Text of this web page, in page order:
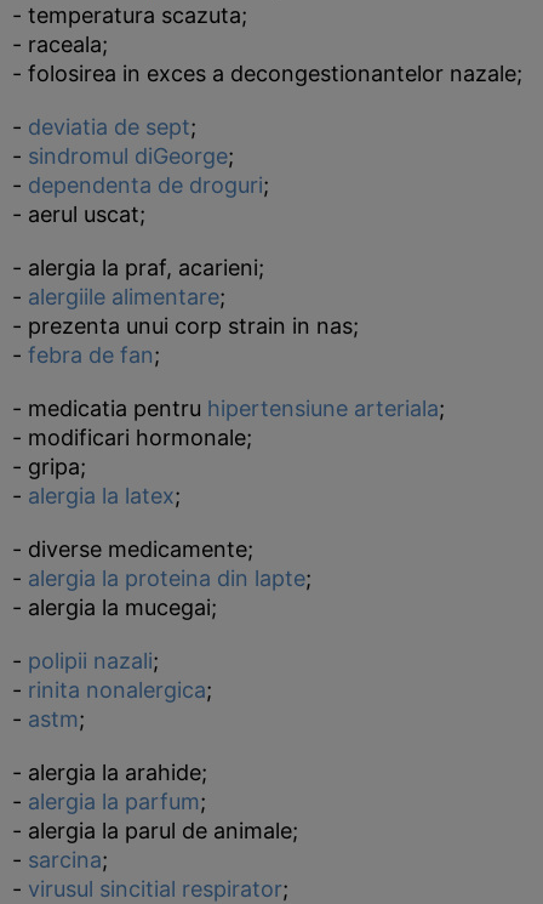
- temperatura scazuta;
- raceala;
- folosirea in exces a decongestionantelor nazale;
- deviatia de sept;
- sindromul diGeorge;
- dependenta de droguri;
- aerul uscat;
- alergia la praf, acarieni;
- alergiile alimentare;
- prezenta unui corp strain in nas;
- febra de fan;
- medicatia pentru hipertensiune arteriala;
- modificari hormonale;
- gripa;
- alergia la latex;
- diverse medicamente;
- alergia la proteina din lapte;
- alergia la mucegai;
- polipii nazali;
- rinita nonalergica;
- astm;
- alergia la arahide;
- alergia la parfum;
- alergia la parul de animale;
- sarcina;
- virusul sincitial respirator;